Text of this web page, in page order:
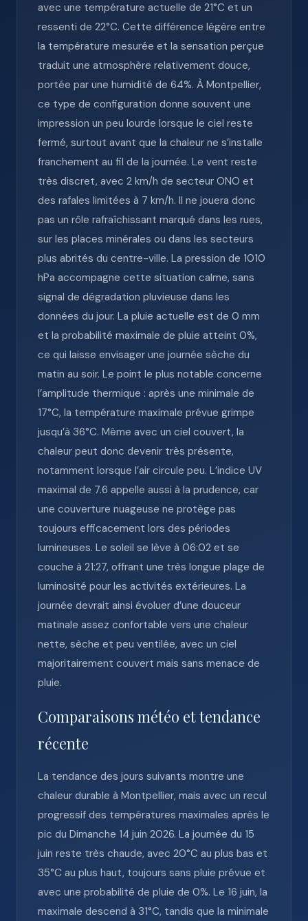
avec une température actuelle de 21°C et un
ressenti de 22°C. Cette différence légère entre
la température mesurée et la sensation perçue
traduit une atmosphère relativement douce,
portée par une humidité de 64%. À Montpellier,
ce type de configuration donne souvent une
impression un peu lourde lorsque le ciel reste
fermé, surtout avant que la chaleur ne s’installe
franchement au fil de la journée. Le vent reste
très discret, avec 2 km/h de secteur ONO et
des rafales limitées à 7 km/h. Il ne jouera donc
pas un rôle rafraîchissant marqué dans les rues,
sur les places minérales ou dans les secteurs
plus abrités du centre-ville. La pression de 1010
hPa accompagne cette situation calme, sans
signal de dégradation pluvieuse dans les
données du jour. La pluie actuelle est de 0 mm
et la probabilité maximale de pluie atteint 0%,
ce qui laisse envisager une journée sèche du
matin au soir. Le point le plus notable concerne
l’amplitude thermique : après une minimale de
17°C, la température maximale prévue grimpe
jusqu’à 36°C. Même avec un ciel couvert, la
chaleur peut donc devenir très présente,
notamment lorsque l’air circule peu. L’indice UV
maximal de 7.6 appelle aussi à la prudence, car
une couverture nuageuse ne protège pas
toujours efficacement lors des périodes
lumineuses. Le soleil se lève à 06:02 et se
couche à 21:27, offrant une très longue plage de
luminosité pour les activités extérieures. La
journée devrait ainsi évoluer d’une douceur
matinale assez confortable vers une chaleur
nette, sèche et peu ventilée, avec un ciel
majoritairement couvert mais sans menace de
pluie.
Comparaisons météo et tendance
récente
La tendance des jours suivants montre une
chaleur durable à Montpellier, mais avec un recul
progressif des températures maximales après le
pic du Dimanche 14 juin 2026. La journée du 15
juin reste très chaude, avec 20°C au plus bas et
35°C au plus haut, toujours sans pluie prévue et
avec une probabilité de pluie de 0%. Le 16 juin, la
maximale descend à 31°C, tandis que la minimale